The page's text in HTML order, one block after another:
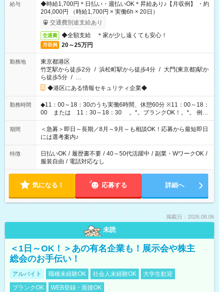
給与
◆時給1,700円＊日払い・週払いOK＊昇給あり♪【月収例】 ・約
204,000円 （時給1,700円 × 実働6h × 20日）
交通費別途支給あり
交通費 ◆全額支給 ＊家が少し遠くても安心！
月収例 20～25万円
勤務地
東京都港区
竹芝駅から徒歩2分 / 浜松町駅から徒歩4分 / 大門(東京都)駅か
ら徒歩5分 / …
◆港区にある情報セキュリティ企業◆
勤務時間
◆11：00～18：30のうち実働6時間、休憩60分 ※11：00～18：
00 または 11：30～18：30 。*。ブランクOK！。*。 例え
ば前職が、 在宅/財団法人/事務/コールセンター/受付/販売/カフェ
スタッフ スイーツ販売/ホテルフロント/化粧品販売/など 様々な
業界から入社して活躍されています♪
期間
＜急募＞即日～長期／8月～9月～も相談OK！応募から最短即日
には選考案内♪
特徴 日払いOK / 履歴書不要 / 40～50代活躍中 / 副業・WワークOK /
服装自由 / 電話対応なし
気になる！ 応募する 詳細へ
掲載日：2026.08.06
未読
＜1日～OK！＞あの有名企業も！展示会や株主
総会のお手伝い！
アルバイト 職種未経験OK 社会人未経験OK
大学生歓迎
ブランクOK
WEB登録・面接OK